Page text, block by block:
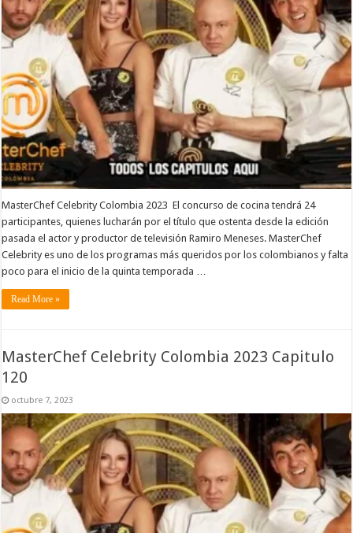
MasterChef Celebrity Colombia 2023 El concurso de cocina tendrá 24
participantes, quienes lucharán por el título que ostenta desde la edición
pasada el actor y productor de televisión Ramiro Meneses. MasterChef
Celebrity es uno de los programas más queridos por los colombianos y falta
poco para el inicio de la quinta temporada …
Read More »
MasterChef Celebrity Colombia 2023 Capitulo
120
octubre 7, 2023